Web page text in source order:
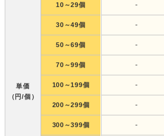
単価
（円/個）
10～29個
30～49個
50～69個
70～99個
100～199個
200～299個
300～399個
-
-
-
-
-
-
-